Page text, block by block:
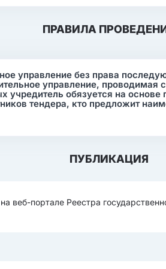
ПРАВИЛА
управление без права
управление, проводимая
учредитель обязуется на
тендера, кто предложит
ПУБЛИКАЦИЯ
веб-портале Реестра